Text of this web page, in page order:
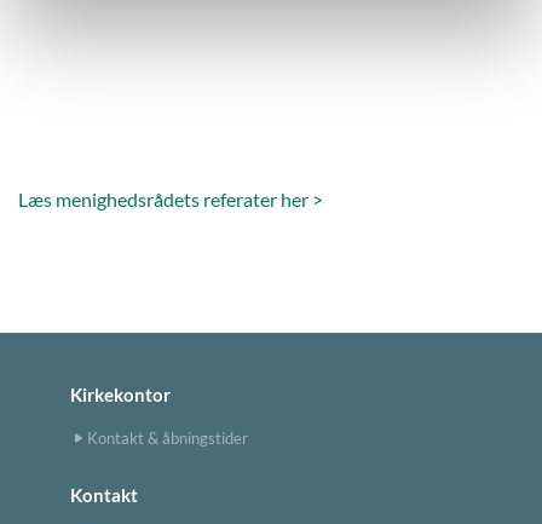
Læs menighedsrådets referater her >
Kirkekontor
Kontakt & åbningstider
Kontakt